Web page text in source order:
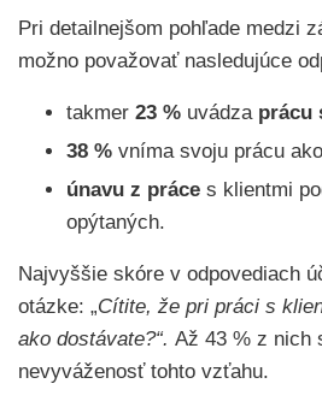
Pri detailnejšom pohľade medzi
možno považovať nasledujúce
takmer 23 % uvádza prácu
38 % vníma svoju prácu ako
únavu z práce s klientmi
opýtaných.
Najvyššie skóre v odpovediach
otázke: „Cítite, že pri práci s
ako dostávate?“. Až 43 % z nich
nevyváženosť tohto vzťahu.